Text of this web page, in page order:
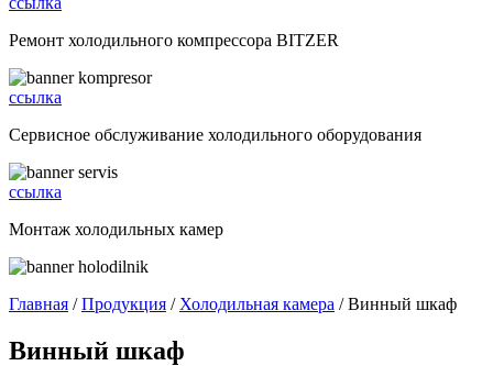
Ремонт холодильного компрессора BITZER
ссылка
Сервисное обслуживание холодильного оборудования
ссылка
Монтаж холодильных камер
Главная /Продукция / Холодильная камера / Винный шкаф
Винный шкаф